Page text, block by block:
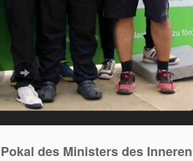
des Ministers des